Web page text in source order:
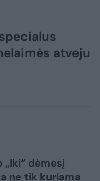
atveju
dėmesį
ne tik kuriama